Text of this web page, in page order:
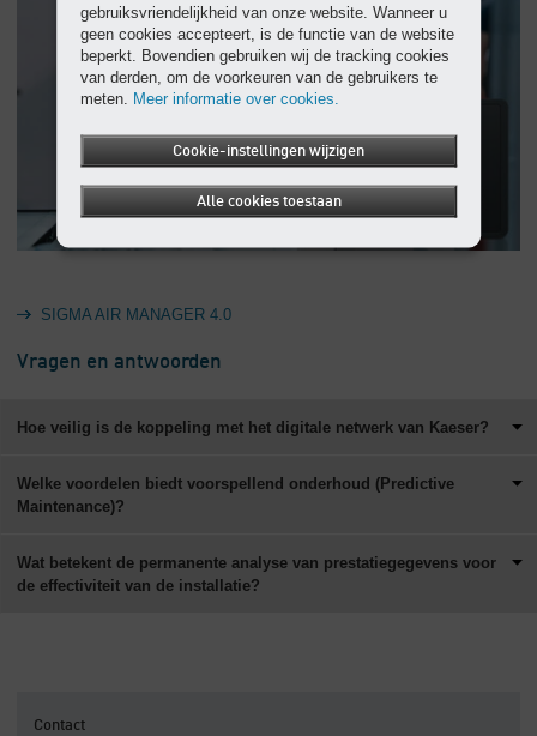
SIGMA AIR MANAGER 4.0
Vragen en antwoorden
Hoe veilig is de koppeling met het digitale netwerk van Kaeser?
Welke voordelen biedt voorspellend onderhoud (Predictive
Maintenance)?
Wat betekent de permanente analyse van prestatiegegevens voor
de effectiviteit van de installatie?
Contact
gebruiksvriendelijkheid van onze website. Wanneer u
geen cookies accepteert, is de functie van de website
beperkt. Bovendien gebruiken wij de tracking cookies
van derden, om de voorkeuren van de gebruikers te
meten. Meer informatie over cookies.
Cookie-instellingen wijzigen
Alle cookies toestaan